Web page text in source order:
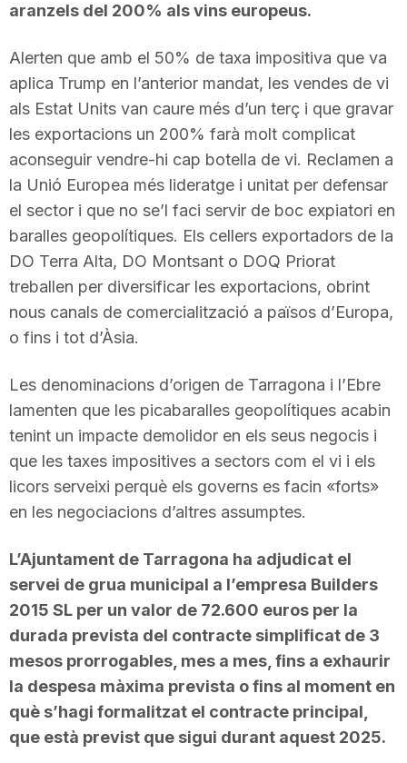
aranzels del 200% als vins europeus.
Alerten que amb el 50% de taxa impositiva que va
aplica Trump en l’anterior mandat, les vendes de vi
als Estat Units van caure més d’un terç i que gravar
les exportacions un 200% farà molt complicat
aconseguir vendre-hi cap botella de vi. Reclamen a
la Unió Europea més lideratge i unitat per defensar
el sector i que no se’l faci servir de boc expiatori en
baralles geopolítiques. Els cellers exportadors de la
DO Terra Alta, DO Montsant o DOQ Priorat
treballen per diversificar les exportacions, obrint
nous canals de comercialització a països d’Europa,
o fins i tot d’Àsia.
Les denominacions d’origen de Tarragona i l’Ebre
lamenten que les picabaralles geopolítiques acabin
tenint un impacte demolidor en els seus negocis i
que les taxes impositives a sectors com el vi i els
licors serveixi perquè els governs es facin «forts»
en les negociacions d’altres assumptes.
L’Ajuntament de Tarragona ha adjudicat el
servei de grua municipal a l’empresa Builders
2015 SL per un valor de 72.600 euros per la
durada prevista del contracte simplificat de 3
mesos prorrogables, mes a mes, fins a exhaurir
la despesa màxima prevista o fins al moment en
què s’hagi formalitzat el contracte principal,
que està previst que sigui durant aquest 2025.